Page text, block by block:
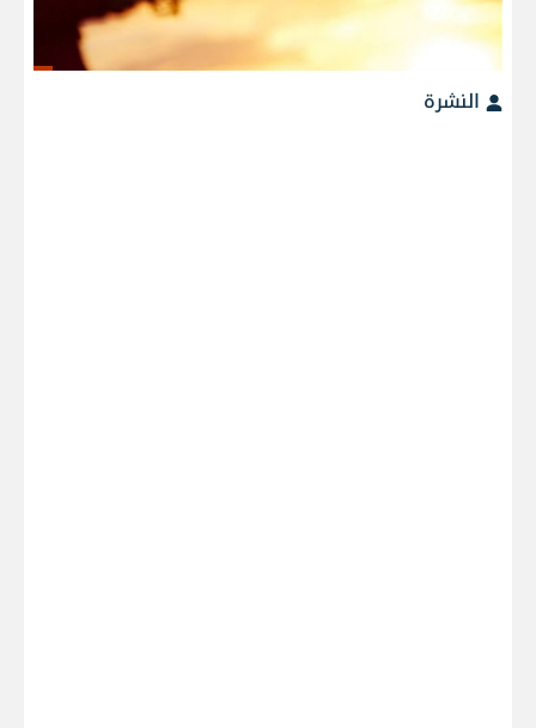
النشرة